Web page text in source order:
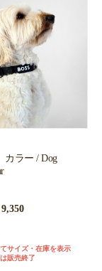
カラー / Dog
9,350
サイズ・在庫を表示
販売終了